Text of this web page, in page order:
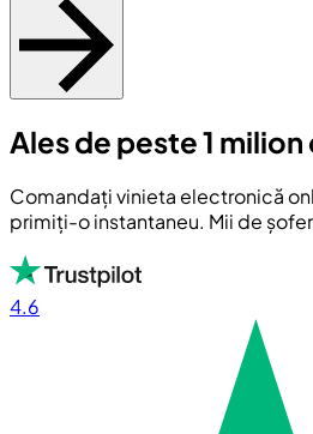
Ales de peste 1
Comandați vinieta electronică
primiți-o instantaneu. Mii de
4.6